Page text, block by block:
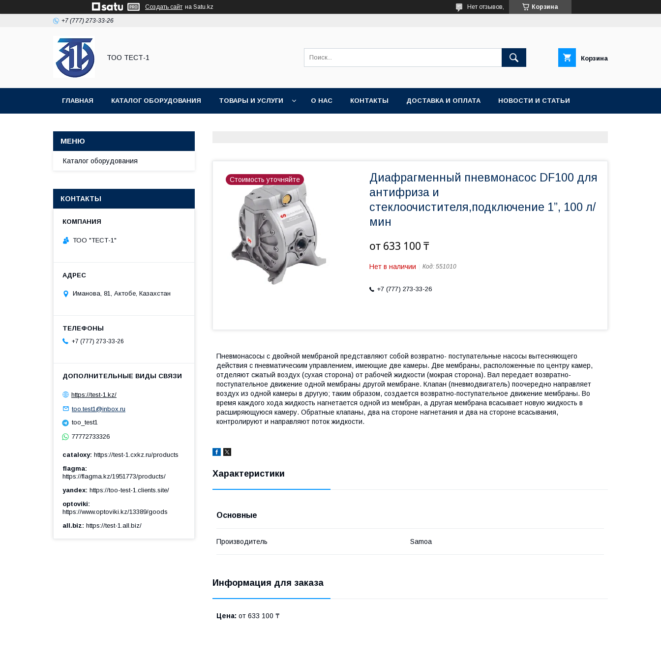
Создать сайт на Satu.kz Корзина
Нет отзывов,
+7 (777) 273-33-26
ТОО ТЕСТ-1 Корзина
ГЛАВНАЯ КАТАЛОГ ОБОРУДОВАНИЯ ТОВАРЫ И УСЛУГИ О НАС КОНТАКТЫ ДОСТАВКА И ОПЛАТА НОВОСТИ И СТАТЬИ
Стоимость уточняйте
Диафрагменный пневмонасос DF100 для
антифриза и
стеклоочистителя,подключение 1”, 100 л/
мин
от 633 100 ₸
Нет в наличии Код: 551010
+7 (777) 273-33-26
Пневмонасосы с двойной мембраной представляют собой возвратно- поступательные насосы вытесняющего
действия с пневматическим управлением, имеющие две камеры. Две мембраны, расположенные по центру камер,
отделяют сжатый воздух (сухая сторона) от рабочей жидкости (мокрая сторона). Вал передает возвратно-
поступательное движение одной мембраны другой мембране. Клапан (пневмодвигатель) поочередно направляет
воздух из одной камеры в другую; таким образом, создается возвратно-поступательное движение мембраны. Во
время каждого хода жидкость нагнетается одной из мембран, а другая мембрана всасывает новую жидкость в
расширяющуюся камеру. Обратные клапаны, два на стороне нагнетания и два на стороне всасывания,
контролируют и направляют поток жидкости.
Характеристики
Основные
Производитель Samoa
Информация для заказа
Цена: от 633 100 ₸
Каталог оборудования
КОНТАКТЫ
ТОО "ТЕСТ-1"
Иманова, 81, Актобе, Казахстан
+7 (777) 273-33-26
https://test-1.kz/
too.test1@inbox.ru
too_test1
77772733326
cataloxy https://test-1.cxkz.ru/products
flagma
https://flagma.kz/1951773/products/
yandex https://too-test-1.clients.site/
optoviki
https://www.optoviki.kz/13389/goods
all.biz https://test-1.all.biz/